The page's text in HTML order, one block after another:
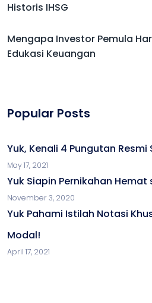
Historis IHSG
Mengapa Investor Pemula
Edukasi Keuangan
Popular Posts
Yuk, Kenali 4 Pungutan Resmi
May 17, 2021
Yuk Siapin Pernikahan
November 3, 2020
Yuk Pahami Istilah Notasi
Modal!
April 17, 2021